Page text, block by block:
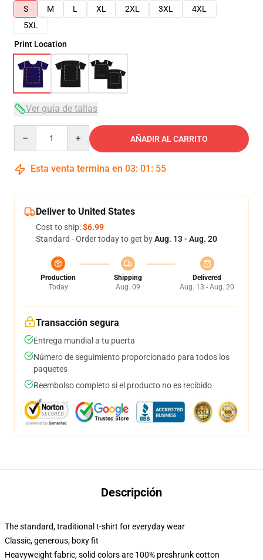
S
M L XL 2XL 3XL
4XL
5XL
Print Location
Ver guía de tallas
AÑADIR AL CARRITO
Esta venta termina en 03: 01 : 54
Deliver to United States
Cost to ship:$6.99
Standard - Order today to get byAug. 13 - Aug. 20
Production
Today
Shipping
Aug. 09
Delivered
Aug. 13 - Aug. 20
Transacción segura
Entrega mundial a tu puerta
Número de seguimiento proporcionado para todos los
paquetes
Reembolso completo si el producto no es recibido
Descripción
The standard, traditional t-shirt for everyday wear
Classic, generous, boxy fit
Heavyweight fabric, solid colors are 100% preshrunk cotton